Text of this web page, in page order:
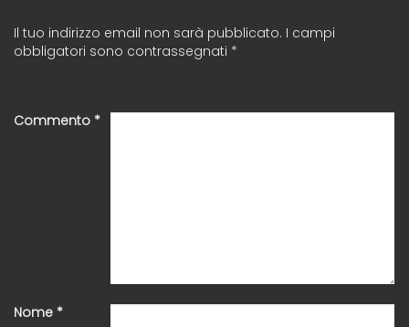
Il tuo indirizzo email non sarà pubblicato. I campi
obbligatori sono contrassegnati *
Commento *
Nome *